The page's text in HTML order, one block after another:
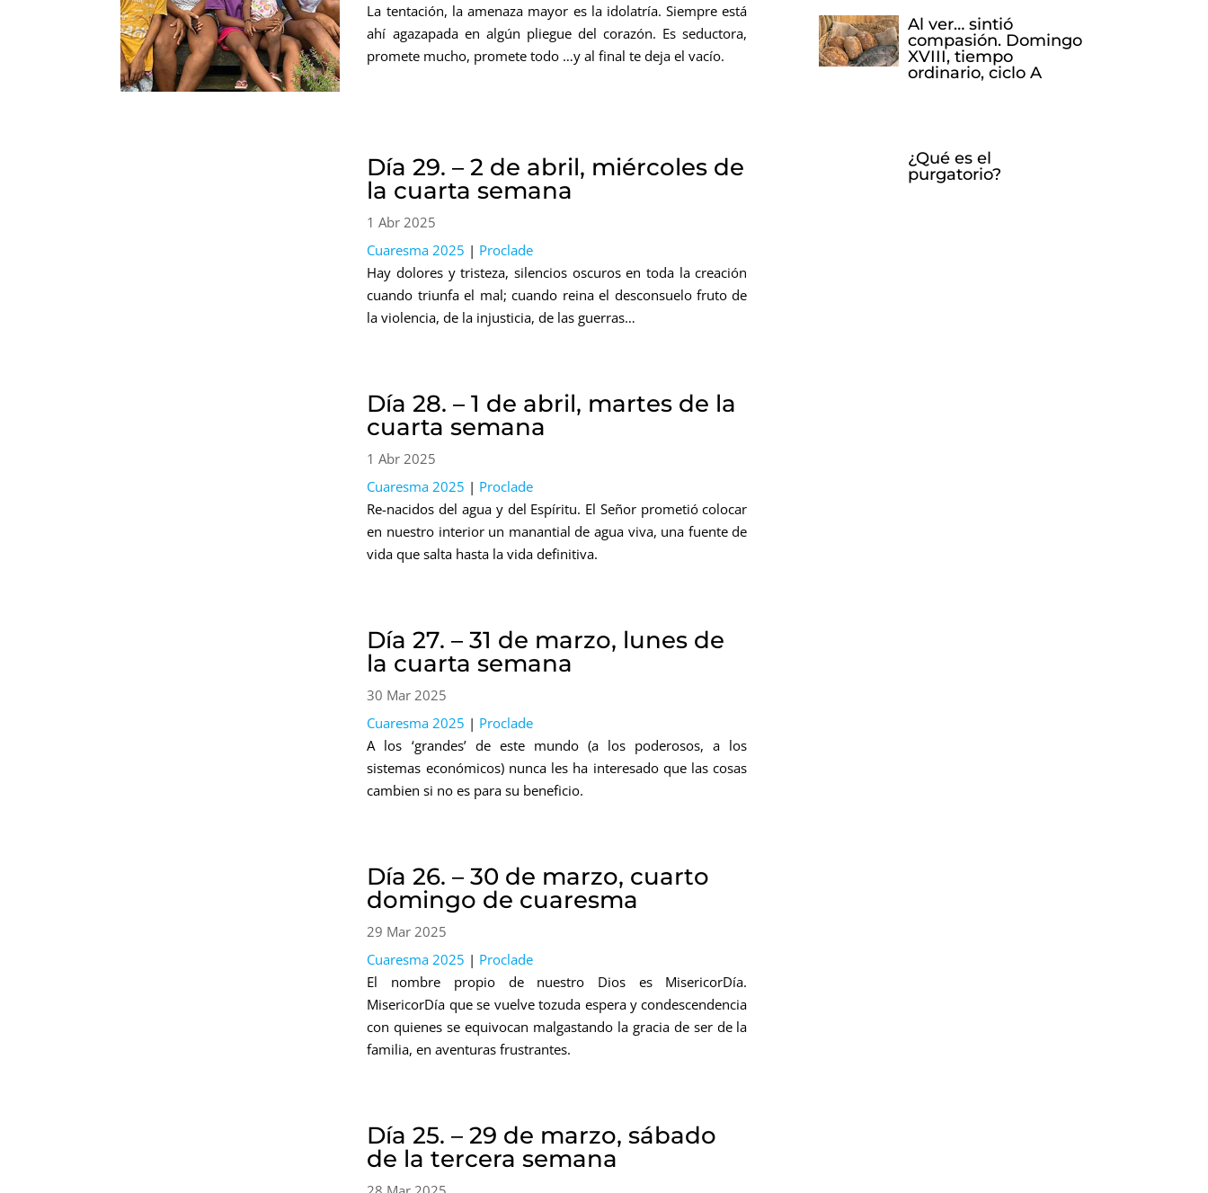
La tentación, la amenaza mayor es la idolatría. Siempre está
ahí agazapada en algún pliegue del corazón. Es seductora,
promete mucho, promete todo …y al final te deja el vacío.
Día 29. – 2 de abril, miércoles de
la cuarta semana
1 Abr 2025
Cuaresma 2025 | Proclade
Hay dolores y tristeza, silencios oscuros en toda la creación
cuando triunfa el mal; cuando reina el desconsuelo fruto de
la violencia, de la injusticia, de las guerras…
Día 28. – 1 de abril, martes de la
cuarta semana
1 Abr 2025
Cuaresma 2025 | Proclade
Re-nacidos del agua y del Espíritu. El Señor prometió colocar
en nuestro interior un manantial de agua viva, una fuente de
vida que salta hasta la vida definitiva.
Día 27. – 31 de marzo, lunes de
la cuarta semana
30 Mar 2025
Cuaresma 2025 | Proclade
A los ‘grandes’ de este mundo (a los poderosos, a los
sistemas económicos) nunca les ha interesado que las cosas
cambien si no es para su beneficio.
Día 26. – 30 de marzo, cuarto
domingo de cuaresma
29 Mar 2025
Cuaresma 2025 | Proclade
El nombre propio de nuestro Dios es MisericorDía.
MisericorDía que se vuelve tozuda espera y condescendencia
con quienes se equivocan malgastando la gracia de ser de la
familia, en aventuras frustrantes.
Día 25. – 29 de marzo, sábado
de la tercera semana
Al ver… sintió
compasión. Domingo
XVIII, tiempo
ordinario, ciclo A
¿Qué es el
purgatorio?